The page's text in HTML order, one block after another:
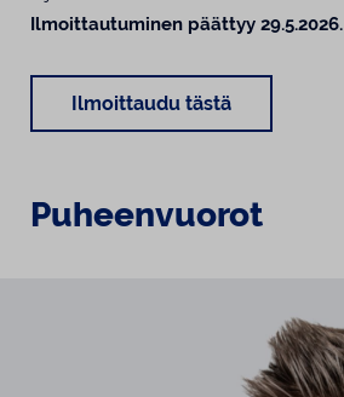
Ilmoittautuminen päättyy 29.5.2026.
Ilmoittaudu tästä
Puheenvuorot